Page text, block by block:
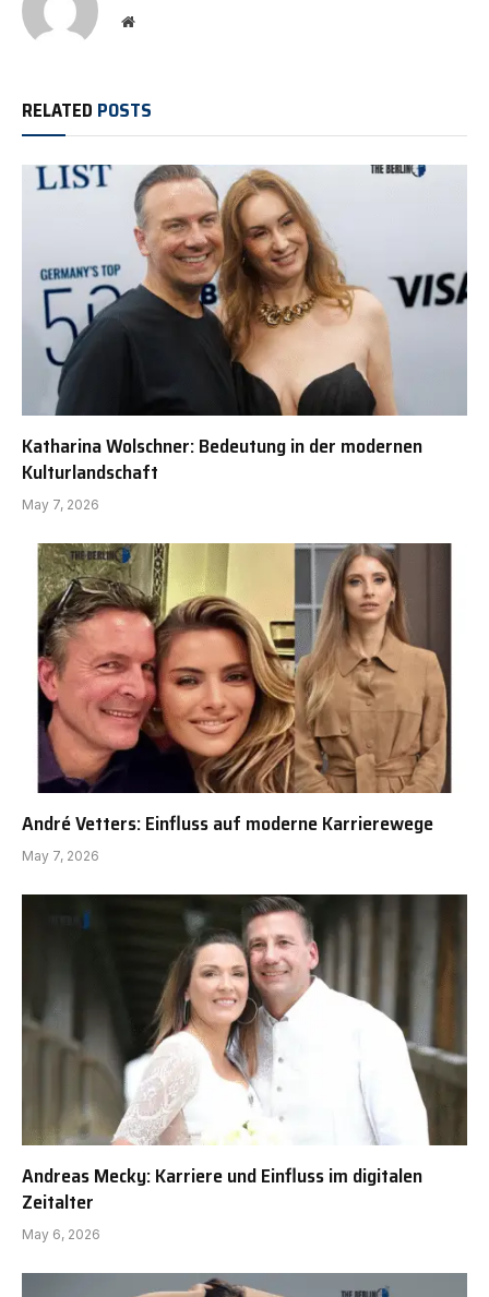
Website
RELATED POSTS
Katharina Wolschner: Bedeutung in der modernen
Kulturlandschaft
May 7, 2026
André Vetters: Einfluss auf moderne Karrierewege
May 7, 2026
Andreas Mecky: Karriere und Einfluss im digitalen
Zeitalter
May 6, 2026